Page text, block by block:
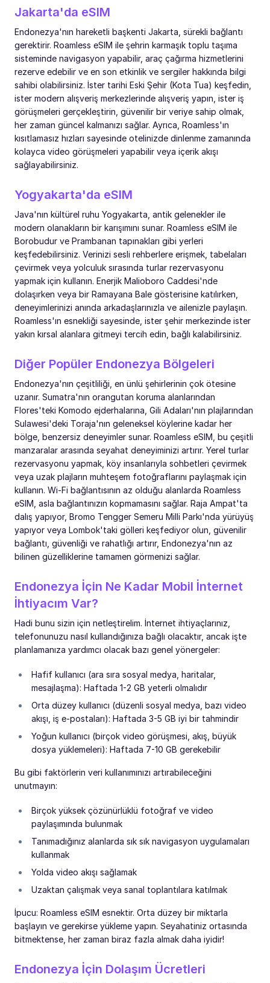
Jakarta'da eSIM
Endonezya'nın hareketli başkenti Jakarta, sürekli bağlantı
gerektirir. Roamless eSIM ile şehrin karmaşık toplu taşıma
sisteminde navigasyon yapabilir, araç çağırma hizmetlerini
rezerve edebilir ve en son etkinlik ve sergiler hakkında bilgi
sahibi olabilirsiniz. İster tarihi Eski Şehir (Kota Tua) keşfedin,
ister modern alışveriş merkezlerinde alışveriş yapın, ister iş
görüşmeleri gerçekleştirin, güvenilir bir veriye sahip olmak,
her zaman güncel kalmanızı sağlar. Ayrıca, Roamless'ın
kısıtlamasız hızları sayesinde otelinizde dinlenme zamanında
kolayca video görüşmeleri yapabilir veya içerik akışı
sağlayabilirsiniz.
Yogyakarta'da eSIM
Java'nın kültürel ruhu Yogyakarta, antik gelenekler ile
modern olanakların bir karışımını sunar. Roamless eSIM ile
Borobudur ve Prambanan tapınakları gibi yerleri
keşfedebilirsiniz. Verinizi sesli rehberlere erişmek, tabelaları
çevirmek veya yolculuk sırasında turlar rezervasyonu
yapmak için kullanın. Enerjik Malioboro Caddesi'nde
dolaşırken veya bir Ramayana Bale gösterisine katılırken,
deneyimlerinizi anında arkadaşlarınızla ve ailenizle paylaşın.
Roamless'ın esnekliği sayesinde, ister şehir merkezinde ister
yakın kırsal alanlara gitmeyi tercih edin, bağlı kalabilirsiniz.
Diğer Popüler Endonezya Bölgeleri
Endonezya'nın çeşitliliği, en ünlü şehirlerinin çok ötesine
uzanır. Sumatra'nın orangutan koruma alanlarından
Flores'teki Komodo ejderhalarına, Gili Adaları'nın plajlarından
Sulawesi'deki Toraja'nın geleneksel köylerine kadar her
bölge, benzersiz deneyimler sunar. Roamless eSIM, bu çeşitli
manzaralar arasında seyahat deneyiminizi artırır. Yerel turlar
rezervasyonu yapmak, köy insanlarıyla sohbetleri çevirmek
veya uzak plajların muhteşem fotoğraflarını paylaşmak için
kullanın. Wi-Fi bağlantısının az olduğu alanlarda Roamless
eSIM, asla bağlantınızın kopmamasını sağlar. Raja Ampat'ta
dalış yapıyor, Bromo Tengger Semeru Milli Parkı'nda yürüyüş
yapıyor veya Lombok'taki gölleri keşfediyor olun, güvenilir
bağlantı, güvenliği ve rahatlığı artırır, Endonezya'nın az
bilinen güzelliklerine tamamen görmenizi sağlar.
Endonezya İçin Ne Kadar Mobil İnternet
İhtiyacım Var?
Hadi bunu sizin için netleştirelim. İnternet ihtiyaçlarınız,
telefonunuzu nasıl kullandığınıza bağlı olacaktır, ancak işte
planlamanıza yardımcı olacak bazı genel yönergeler:
Hafif kullanıcı (ara sıra sosyal medya, haritalar,
mesajlaşma): Haftada 1-2 GB yeterli olmalıdır
Orta düzey kullanıcı (düzenli sosyal medya, bazı video
akışı, iş e-postaları): Haftada 3-5 GB iyi bir tahmindir
Yoğun kullanıcı (birçok video görüşmesi, akış, büyük
dosya yüklemeleri): Haftada 7-10 GB gerekebilir
Bu gibi faktörlerin veri kullanımınızı artırabileceğini
unutmayın:
Birçok yüksek çözünürlüklü fotoğraf ve video
paylaşımında bulunmak
Tanımadığınız alanlarda sık sık navigasyon uygulamaları
kullanmak
Yolda video akışı sağlamak
Uzaktan çalışmak veya sanal toplantılara katılmak
İpucu: Roamless eSIM esnektir. Orta düzey bir miktarla
başlayın ve gerekirse yükleme yapın. Seyahatiniz ortasında
bitmektense, her zaman biraz fazla almak daha iyidir!
Endonezya İçin Dolaşım Ücretleri